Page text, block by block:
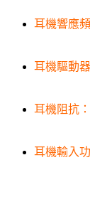
耳機響應
耳機驅動
耳機阻抗
耳機輸入